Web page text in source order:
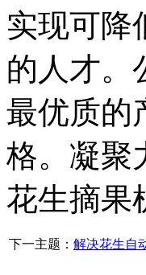
实现可降
的人才。
最优质的
格。凝聚
花生摘果
下一主题： 解决花生自